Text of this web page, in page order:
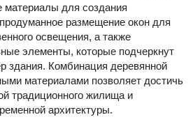
материалы для создания
размещение окон для
освещения, а также
элементы, которые подчеркнут
здания. Комбинация деревянной
материалами позволяет достичь
традиционного жилища и
архитектуры.